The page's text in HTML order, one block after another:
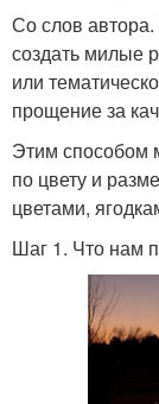
Со слов
создать милые
или
прощение за
Этим способом
по цвету и
цветами,
Шаг 1. Что нам